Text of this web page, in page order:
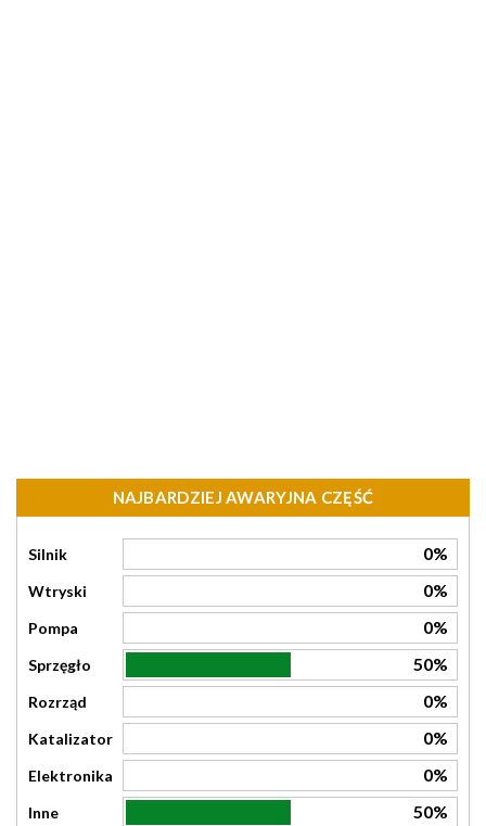
NAJBARDZIEJ AWARYJNA CZĘŚĆ
Silnik 0%
Wtryski 0%
Pompa 0%
Sprzęgło 50%
Rozrząd 0%
Katalizator 0%
Elektronika 0%
Inne 50%